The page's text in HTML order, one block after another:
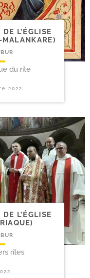
L’ÉGLISE
du rite
2022
L’ÉGLISE
rites